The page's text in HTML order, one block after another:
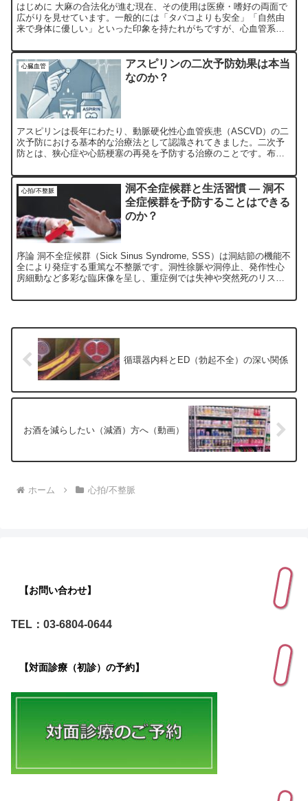
はじめに 大麻の合法化が進む現在、その使用は医療・嗜好の両面で
広がりを見せています。一般的には「タバコよりも安全」「自然由
来で身体に優しい」といった印象を持たれがちですが、心血管系に
心臓血管
アスピリンの二次予防効果は本当
なのか？
アスピリンは長年にわたり、動脈硬化性心血管疾患（ASCVD）の二
次予防における基本的な治療法として認識されてきました。二次予
防とは、狭心症や心筋梗塞の再発を予防する治療のことです。布施
心拍/不整脈
洞不全症候群と生活習慣 ― 洞不
全症候群を予防することはできる
のか？
序論 洞不全症候群（Sick Sinus Syndrome, SSS）は洞結節の機能不
全により発症する重篤な不整脈です。洞性徐脈や洞停止、発作性心
房細動など多彩な臨床像を呈し、重症例では失神や突然死のリスク
循環器内科とED（勃起不全）の深い関係
お酒を減らしたい（減酒）方へ（動画）
ホーム 心拍/不整脈
【お問い合わせ】
TEL：03-6804-0644
【対面診療（初診）の予約】